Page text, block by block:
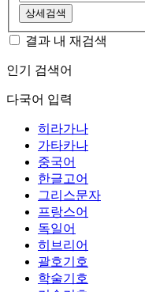
상세검색
결과 내 재검색
인기 검색어
다국어 입력
히라가나
가타카나
중국어
한글고어
그리스문자
프랑스어
독일어
히브리어
괄호기호
학술기호